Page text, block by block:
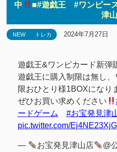
中
■#遊戯王 #ワンピー
津
NEW トレカ 2024年7月27日
遊戯王&ワンピカード新弾
遊戯王に購入制限は無し
限おひとり様1BOXになり
ぜひお買い求めください
ードゲーム
#お宝発見津
pic.twitter.com/Ej4NE23XjG
— お宝発見津山店
@